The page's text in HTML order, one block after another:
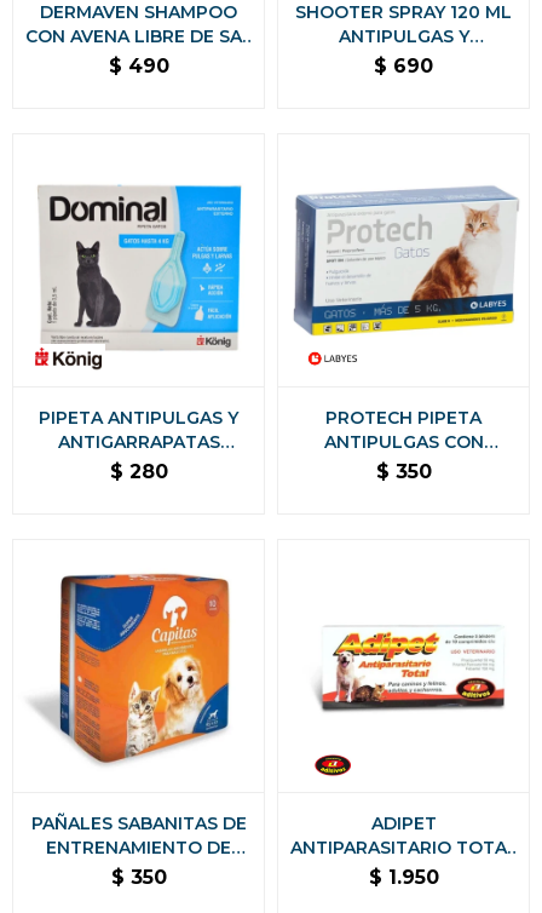
DERMAVEN SHAMPOO
CON AVENA LIBRE DE SAL
PARA PIELES SENSIBLES
$ 490
SHOOTER SPRAY 120 ML
ANTIPULGAS Y
GARRAPATAS PARA
$ 690
PIPETA ANTIPULGAS Y
ANTIGARRAPATAS
DOMINAL GATOS KONIG -
$ 280
PROTECH PIPETA
ANTIPULGAS CON
ACCIÓN AMBIENTAL
$ 350
PAÑALES SABANITAS DE
ENTRENAMIENTO DE
MASCOTAS CAPITAS 10
$ 350
ADIPET
ANTIPARASITARIO TOTAL
50 COMPRIMIDOS
$ 1.950